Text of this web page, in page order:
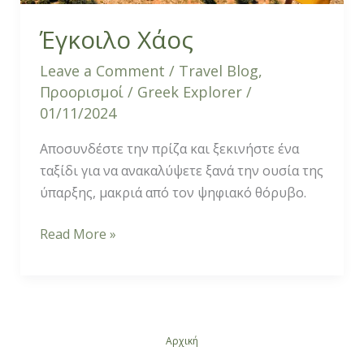
Έγκοιλο Χάος
Leave a Comment / Travel Blog,
Προορισμοί/ Greek Explorer /
01/11/2024
Αποσυνδέστε την πρίζα και ξεκινήστε ένα
ταξίδι για να ανακαλύψετε ξανά την ουσία της
ύπαρξης, μακριά από τον ψηφιακό θόρυβο.
Read More »
Αρχική